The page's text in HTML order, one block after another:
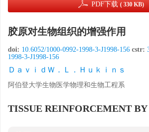
PDF下载 ( 330 KB)
胶原对生物组织的增强作用
doi: 10.6052/1000-0992-1998-3-J1998-156 cstr:
1998-3-J1998-156
ＤａｖｉｄＷ．Ｌ．Ｈｕｋｉｎｓ
阿伯登大学生物医学物理和生物工程系
TISSUE REINFORCEMENT